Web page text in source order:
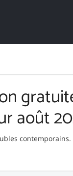
août